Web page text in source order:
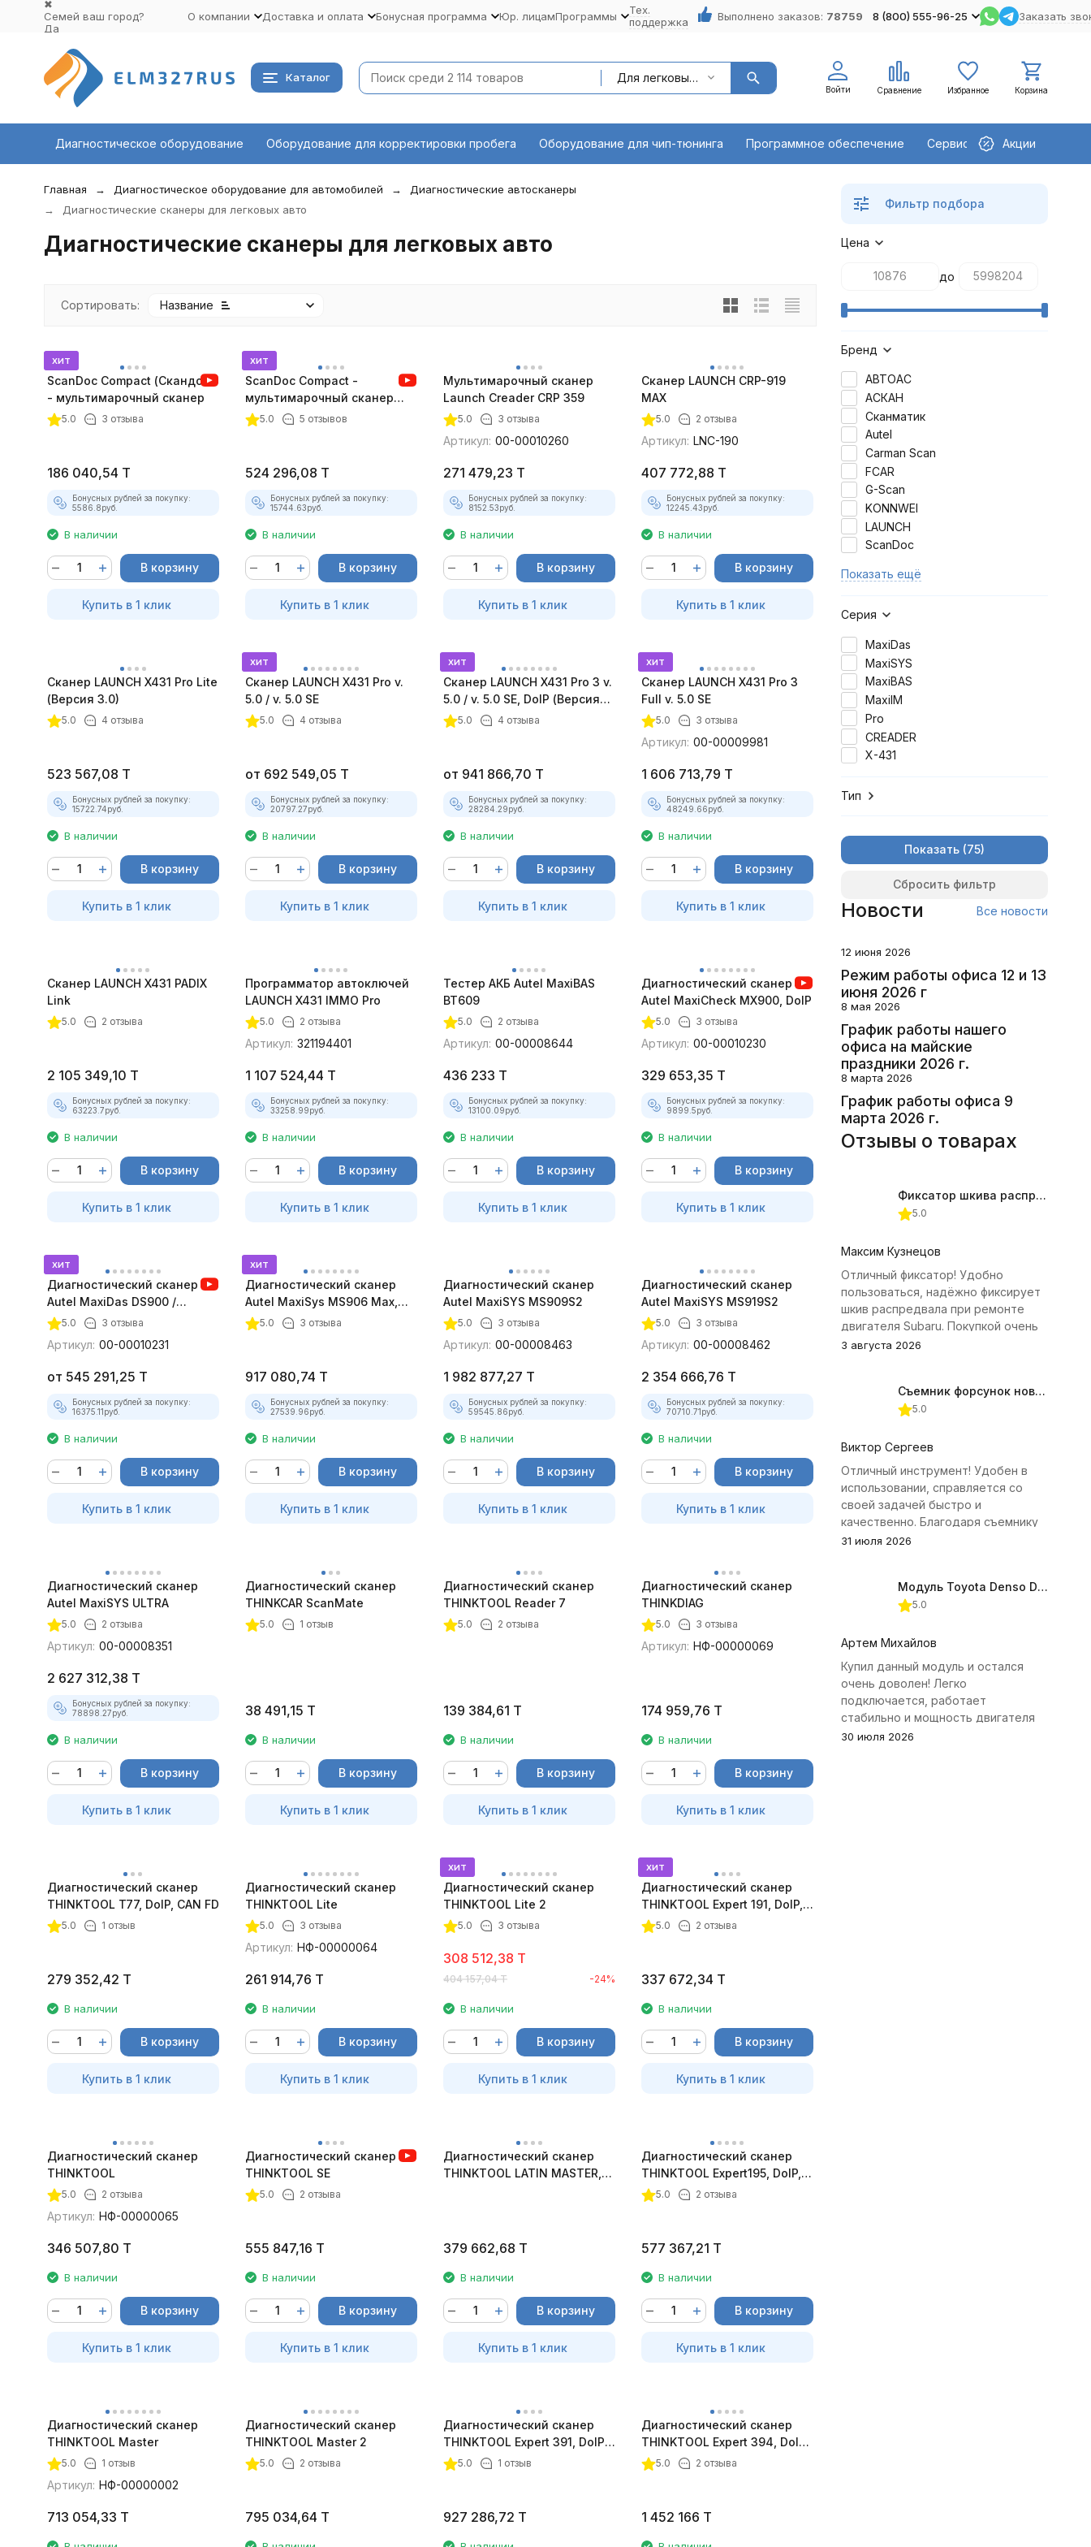
✖
Семей ваш город?
Да
О компании Доставка и оплата Бонусная программа Юр. лицамПрограммы
Тех.
поддержка
Выполнено заказов: 78759 8 (800) 555-96-25 Заказать
Каталог Для легковых авто
Войти Сравнение Избранное Корзина
Диагностическое оборудование Оборудование для корректировки пробега Оборудование для чип-тюнинга Программное обеспечение Сервисное оборудование
Акции
Главная Диагностическое оборудование для автомобилей
Диагностические автосканеры
Диагностические сканеры для легковых авто
Диагностические сканеры для легковых авто
Сортировать: Название
покупателей
хит
ScanDoc Compact (Скандок)
- мультимарочный сканер
5.0 3 отзыва
186 040,54 T
Бонусных рублей за покупку:
5586.8руб.
В наличии
В корзину
Купить в 1 клик
хит
ScanDoc Compact -
мультимарочный сканер
(Полный)
5.0 5 отзывов
524 296,08 T
Бонусных рублей за покупку:
15744.63руб.
В наличии
В корзину
Купить в 1 клик
Мультимарочный сканер
Launch Creader CRP 359
5.0 3 отзыва
Артикул: 00-00010260
271 479,23 T
Бонусных рублей за покупку:
8152.53руб.
В наличии
В корзину
Купить в 1 клик
Сканер LAUNCH CRP-919
MAX
5.0 2 отзыва
Артикул: LNC-190
407 772,88 T
Бонусных рублей за покупку:
12245.43руб.
В наличии
В корзину
Купить в 1 клик
Сканер LAUNCH X431 Pro Lite
(Версия 3.0)
5.0 4 отзыва
523 567,08 T
Бонусных рублей за покупку:
15722.74руб.
В наличии
В корзину
Купить в 1 клик
хит
Сканер LAUNCH X431 Pro v.
5.0 / v. 5.0 SE
5.0 4 отзыва
от 692 549,05 T
Бонусных рублей за покупку:
20797.27руб.
В наличии
В корзину
Купить в 1 клик
хит
Сканер LAUNCH X431 Pro 3 v.
5.0 / v. 5.0 SE, DoIP (Версия
2022)
5.0 4 отзыва
от 941 866,70 T
Бонусных рублей за покупку:
28284.29руб.
В наличии
В корзину
Купить в 1 клик
хит
Сканер LAUNCH X431 Pro 3
Full v. 5.0 SE
5.0 3 отзыва
Артикул: 00-00009981
1 606 713,79 T
Бонусных рублей за покупку:
48249.66руб.
В наличии
В корзину
Купить в 1 клик
Сканер LAUNCH X431 PADIX
Link
5.0 2 отзыва
2 105 349,10 T
Бонусных рублей за покупку:
63223.7руб.
В наличии
В корзину
Купить в 1 клик
Программатор автоключей
LAUNCH X431 IMMO Pro
5.0 2 отзыва
Артикул: 321194401
1 107 524,44 T
Бонусных рублей за покупку:
33258.99руб.
В наличии
В корзину
Купить в 1 клик
Тестер АКБ Autel MaxiBAS
BT609
5.0 2 отзыва
Артикул: 00-00008644
436 233 T
Бонусных рублей за покупку:
13100.09руб.
В наличии
В корзину
Купить в 1 клик
Диагностический сканер
Autel MaxiCheck MX900, DoIP
5.0 3 отзыва
Артикул: 00-00010230
329 653,35 T
Бонусных рублей за покупку:
9899.5руб.
В наличии
В корзину
Купить в 1 клик
хит
Диагностический сканер
Autel MaxiDas DS900 /
DS900BT, DoIP
5.0 3 отзыва
Артикул: 00-00010231
от 545 291,25 T
Бонусных рублей за покупку:
16375.11руб.
В наличии
В корзину
Купить в 1 клик
хит
Диагностический сканер
Autel MaxiSys MS906 Max,
DoIP
5.0 3 отзыва
917 080,74 T
Бонусных рублей за покупку:
27539.96руб.
В наличии
В корзину
Купить в 1 клик
Диагностический сканер
Autel MaxiSYS MS909S2
5.0 3 отзыва
Артикул: 00-00008463
1 982 877,27 T
Бонусных рублей за покупку:
59545.86руб.
В наличии
В корзину
Купить в 1 клик
Диагностический сканер
Autel MaxiSYS MS919S2
5.0 3 отзыва
Артикул: 00-00008462
2 354 666,76 T
Бонусных рублей за покупку:
70710.71руб.
В наличии
В корзину
Купить в 1 клик
Диагностический сканер
Autel MaxiSYS ULTRA
5.0 2 отзыва
Артикул: 00-00008351
2 627 312,38 T
Бонусных рублей за покупку:
78898.27руб.
В наличии
В корзину
Купить в 1 клик
Диагностический сканер
THINKCAR ScanMate
5.0 1 отзыв
38 491,15 T
В наличии
В корзину
Купить в 1 клик
Диагностический сканер
THINKTOOL Reader 7
5.0 2 отзыва
139 384,61 T
В наличии
В корзину
Купить в 1 клик
Диагностический сканер
THINKDIAG
5.0 3 отзыва
Артикул: НФ-00000069
174 959,76 T
В наличии
В корзину
Купить в 1 клик
Диагностический сканер
THINKTOOL T77, DoIP, CAN FD
5.0 1 отзыв
279 352,42 T
В наличии
В корзину
Купить в 1 клик
Диагностический сканер
THINKTOOL Lite
5.0 3 отзыва
Артикул: НФ-00000064
261 914,76 T
В наличии
В корзину
Купить в 1 клик
хит
Диагностический сканер
THINKTOOL Lite 2
5.0 3 отзыва
308 512,38 T
404 157,04 T -24%
В наличии
В корзину
Купить в 1 клик
хит
Диагностический сканер
THINKTOOL Expert 191, DoIP,
CAN FD
5.0 2 отзыва
337 672,34 T
В наличии
В корзину
Купить в 1 клик
Диагностический сканер
THINKTOOL
5.0 2 отзыва
Артикул: НФ-00000065
346 507,80 T
В наличии
В корзину
Купить в 1 клик
Диагностический сканер
THINKTOOL SE
5.0 2 отзыва
555 847,16 T
В наличии
В корзину
Купить в 1 клик
Диагностический сканер
THINKTOOL LATIN MASTER,
379 662,68 T
В наличии
В корзину
Купить в 1 клик
Диагностический сканер
THINKTOOL Expert195, DoIP,
CAN FD
5.0 2 отзыва
577 367,21 T
В наличии
В корзину
Купить в 1 клик
Диагностический сканер
THINKTOOL Master
5.0 1 отзыв
Артикул: НФ-00000002
713 054,33 T
Диагностический сканер
THINKTOOL Master 2
5.0 2 отзыва
795 034,64 T
Диагностический сканер
THINKTOOL Expert 391, DoIP,
CAN FD
5.0 1 отзыв
927 286,72 T
Диагностический сканер
THINKTOOL Expert 394, DoIP,
CAN FD
5.0 2 отзыва
1 452 166 T
Фильтр подбора
Цена
до
Бренд
АВТОАС
АСКАН
Сканматик
Autel
Carman Scan
FCAR
G-Scan
KONNWEI
LAUNCH
ScanDoc
Показать ещё
Серия
MaxiDas
MaxiSYS
MaxiBAS
MaxiIM
Pro
CREADER
X-431
Тип
Показать
Сбросить фильтр
Новости Все новости
12 июня 2026
Режим работы офиса 12 и 13
июня 2026 г
8 мая 2026
График работы нашего
офиса на майские
праздники 2026 г.
8 марта 2026
График работы офиса 9
марта 2026 г.
Отзывы о товарах
Фиксатор шкива распредвала (Subaru) JTC-4409
5.0
Максим Кузнецов
Отличный фиксатор! Удобно
пользоваться, надёжно фиксирует
шкив распредвала при ремонте
двигателя Subaru. Покупкой очень
доволен.
3 августа 2026
Съемник форсунок новых дизельных двигателей Jonnesway
5.0
Виктор Сергеев
Отличный инструмент! Удобен в
использовании, справляется со
своей задачей быстро и
качественно. Благодаря съемнику
удалось избежать лишних хлопот с
31 июля 2026
Модуль Toyota Denso Diesel 2.8D для ChipTuningPRO
5.0
Артем Михайлов
Купил данный модуль и остался
очень доволен! Легко
подключается, работает
стабильно и мощность двигателя
заметно увеличилась. Рекомендую
30 июля 2026